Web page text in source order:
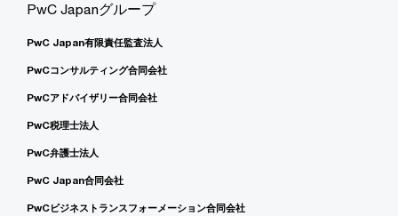
PwC Japanグループ
PwC Japan有限責任監査法人
PwCコンサルティング合同会社
PwCアドバイザリー合同会社
PwC税理士法人
PwC弁護士法人
PwC Japan合同会社
PwCビジネストランスフォーメーション合同会社